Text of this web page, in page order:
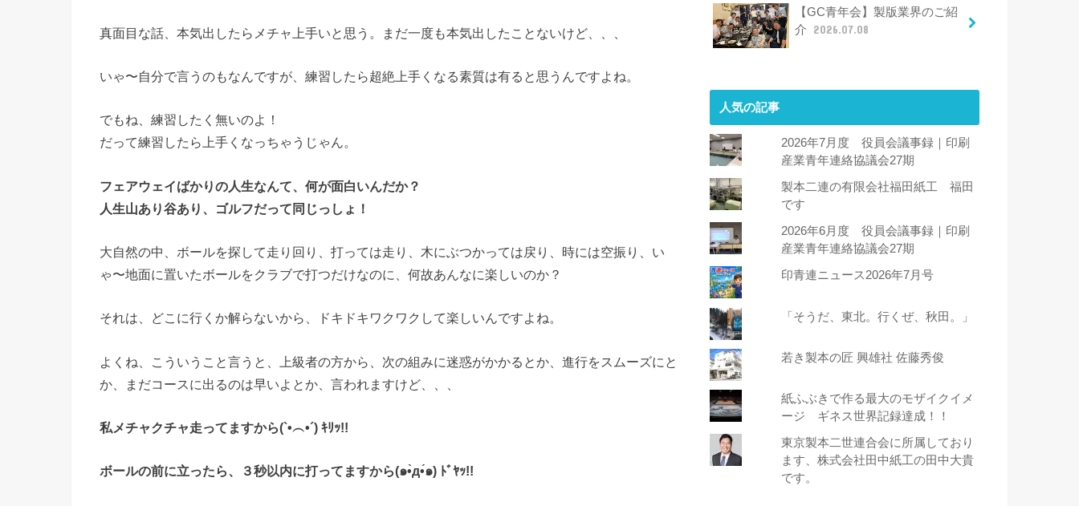
真面目な話、本気出したらメチャ上手いと思う。 まだ一度も本気出したことないけど、、、
いゃ〜自分で言うのもなんですが、 練習したら超絶上手くなる素質は有ると思うんですよね。
でもね、練習したく無いのよ！
だって練習したら上手くなっちゃうじゃん。
フェアウェイばかりの人生なんて、何が面白いんだか？
人生山あり谷あり、ゴルフだって同じっしょ！
大自然の中、ボールを探して走り回り、打っては走り、 木にぶつかっては戻り、時には空振り、い
ゃ〜地面に置いたボールをクラブで打つだけなのに、 何故あんなに楽しいのか？
それは、どこに行くか解らないから、 ドキドキワクワクして楽しいんですよね。
よくね、こういうこと言うと、上級者の方から、 次の組みに迷惑がかかるとか、 進行をスムーズにと
か、まだコースに出るのは早いよとか、言われますけど、、、
私メチャクチャ走ってますから(`•︵•´) ｷﾘｯ!!
ボールの前に立ったら、３秒以内に打ってますから(๑•̀д•́๑) ﾄﾞﾔｯ!!
【GC青年会】製版業界のご紹
介
2026.07.08
人気の記事
2026年7月度 役員会議事録｜印刷
産業青年連絡協議会27期
製本二連の有限会社福田紙工 福田
です
2026年6月度 役員会議事録｜印刷
産業青年連絡協議会27期
印青連ニュース2026年7月号
「そうだ、東北。行くぜ、秋田。」
若き製本の匠 興雄社 佐藤秀俊
紙ふぶきで作る最大のモザイクイメ
ージ ギネス世界記録達成！！
東京製本二世連合会に所属しており
ます、株式会社田中紙工の田中大貴
です。